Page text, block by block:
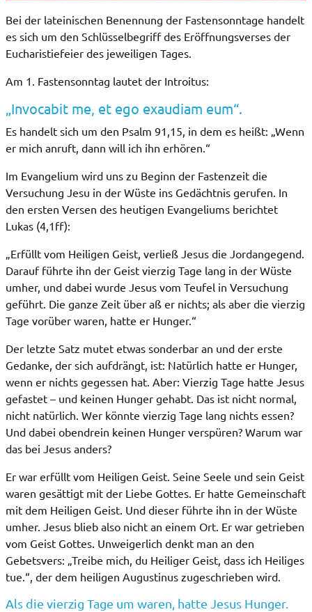
Bei der lateinischen Benennung der Fastensonntage handelt
es sich um den Schlüsselbegriff des Eröffnungsverses der
Eucharistiefeier des jeweiligen Tages.
Am 1. Fastensonntag lautet der Introitus:
„Invocabit me, et ego exaudiam eum“.
Es handelt sich um den Psalm 91,15, in dem es heißt: „Wenn
er mich anruft, dann will ich ihn erhören.“
Im Evangelium wird uns zu Beginn der Fastenzeit die
Versuchung Jesu in der Wüste ins Gedächtnis gerufen. In
den ersten Versen des heutigen Evangeliums berichtet
Lukas (4,1ff):
„Erfüllt vom Heiligen Geist, verließ Jesus die Jordangegend.
Darauf führte ihn der Geist vierzig Tage lang in der Wüste
umher, und dabei wurde Jesus vom Teufel in Versuchung
geführt. Die ganze Zeit über aß er nichts; als aber die vierzig
Tage vorüber waren, hatte er Hunger.“
Der letzte Satz mutet etwas sonderbar an und der erste
Gedanke, der sich aufdrängt, ist: Natürlich hatte er Hunger,
wenn er nichts gegessen hat. Aber: Vierzig Tage hatte Jesus
gefastet – und keinen Hunger gehabt. Das ist nicht normal,
nicht natürlich. Wer könnte vierzig Tage lang nichts essen?
Und dabei obendrein keinen Hunger verspüren? Warum war
das bei Jesus anders?
Er war erfüllt vom Heiligen Geist. Seine Seele und sein Geist
waren gesättigt mit der Liebe Gottes. Er hatte Gemeinschaft
mit dem Heiligen Geist. Und dieser führte ihn in der Wüste
umher. Jesus blieb also nicht an einem Ort. Er war getrieben
vom Geist Gottes. Unweigerlich denkt man an den
Gebetsvers: „Treibe mich, du Heiliger Geist, dass ich Heiliges
tue.“, der dem heiligen Augustinus zugeschrieben wird.
Als die vierzig Tage um waren, hatte Jesus Hunger.